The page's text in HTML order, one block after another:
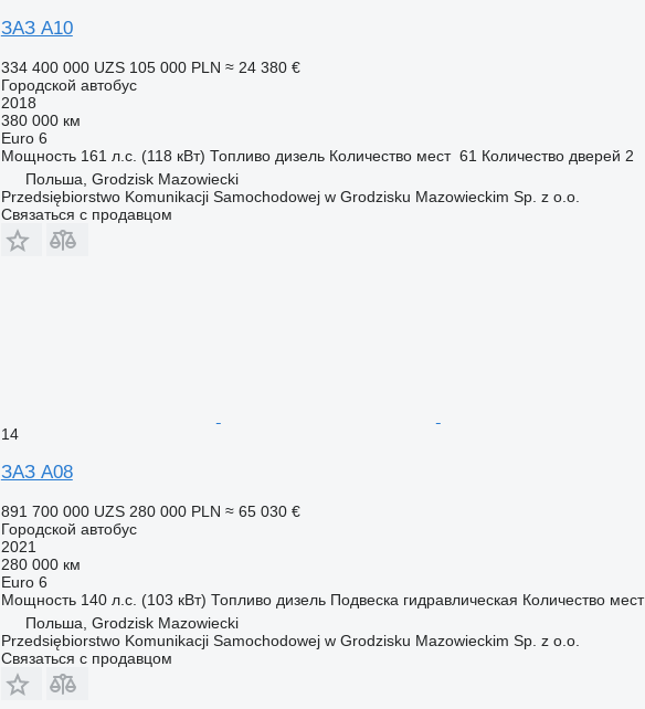
ЗАЗ A10
334 400 000 UZS 105 000 PLN ≈ 24 380 €
Городской автобус
2018
380 000 км
Euro 6
Мощность 161 л.с. (118 кВт) Топливо дизель Количество мест 61 Количество дверей 2
Польша, Grodzisk Mazowiecki
Przedsiębiorstwo Komunikacji Samochodowej w Grodzisku Mazowieckim Sp. z o.o.
Связаться с продавцом
14
ЗАЗ A08
891 700 000 UZS 280 000 PLN ≈ 65 030 €
Городской автобус
2021
280 000 км
Euro 6
Мощность 140 л.с. (103 кВт) Топливо дизель Подвеска гидравлическая Количество мест
Польша, Grodzisk Mazowiecki
Przedsiębiorstwo Komunikacji Samochodowej w Grodzisku Mazowieckim Sp. z o.o.
Связаться с продавцом